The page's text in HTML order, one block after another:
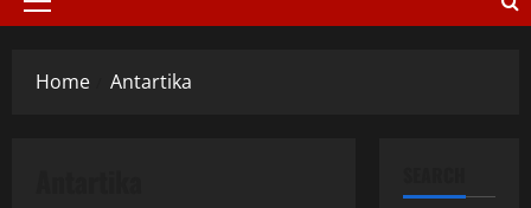
Primary
Home Antartika